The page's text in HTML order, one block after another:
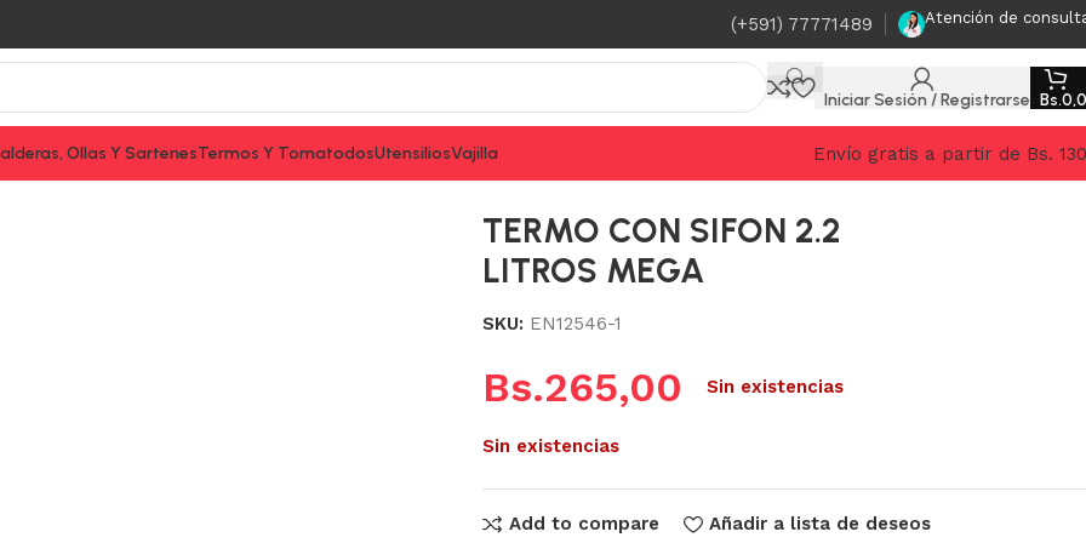
(+591) 77771489 Atención de
Iniciar Sesión / Registrarse Bs.
Ollas Y SartenesTermos Y TomatodosUtensiliosVajilla
Envío gratis a partir de Bs.
TERMO CON SIFON 2.2
LITROS MEGA
SKU: EN12546-1
Bs.265,00 Sin existencias
Sin existencias
Add to compare Añadir a lista de deseos